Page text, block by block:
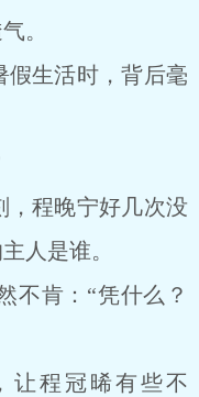
。
生活时，背后毫
程晚宁好几次没
人是谁。
肯：“凭什么？
程冠晞有些不